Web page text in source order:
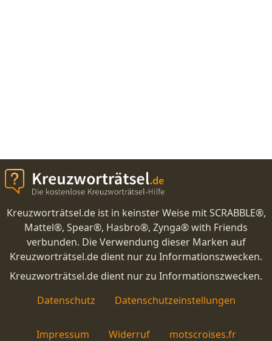
Kreuzworträtsel.de ist in keinster Weise mit SCRABBLE®,
Mattel®, Spear®, Hasbro®, Zynga® with Friends
verbunden. Die Verwendung dieser Marken auf
Kreuzworträtsel.de dient nur zu Informationszwecken.
Kreuzworträtsel.de dient nur zu Informationszwecken.
Datenschutz
Datenschutzeinstellungen
Impressum Widerruf motscroises.fr